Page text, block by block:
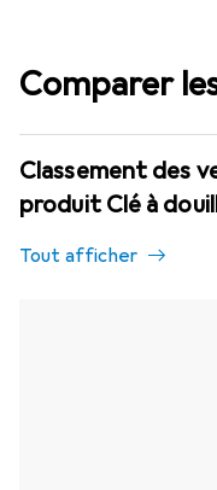
Comparer
Classement des
produit Clé à
Tout afficher